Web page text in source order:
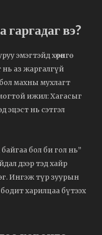
гаргадаг вэ?
эмэгтэйд хөрөнгө
нь аз жаргалгүй
махны мухлагт
ижил: Хагасыг
эцэст нь сэтгэл
байгаа бол би гол нь”
дээр тэд хайр
Ингэж түр зуурын
харилцаа бүтээх